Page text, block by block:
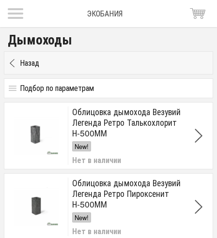
ЭКОБАНИЯ
Дымоходы
Назад
Подбор по параметрам
Цена
до
Бренд
KEDDY
ЕРМАК
Везувий
Darco
SCHIEDEL
Феникс
Облицовка дымохода Везувий
Легенда Ретро Талькохлорит
Н-500ММ
New!
Нет в наличии
Облицовка дымохода Везувий
Легенда Ретро Пироксенит
Н-500ММ
New!
Нет в наличии